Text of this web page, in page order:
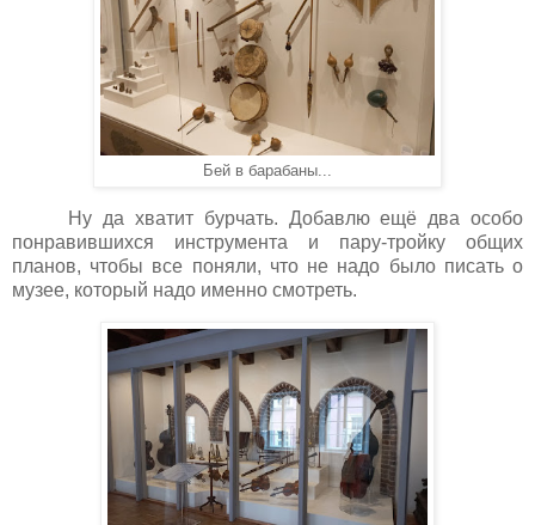
Бей в барабаны...
Ну да хватит бурчать. Добавлю ещё два особо
понравившихся инструмента и пару-тройку общих
планов, чтобы все поняли, что не надо было писать о
музее, который надо именно смотреть.